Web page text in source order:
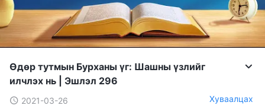
Өдөр тутмын Бурханы үг: Шашны үзлийг
илчлэх нь | Эшлэл 296
2021-03-26 Хуваалцах